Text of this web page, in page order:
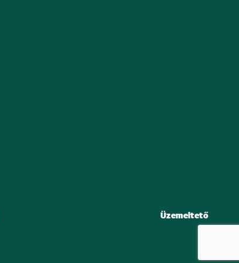
Üzemeltető